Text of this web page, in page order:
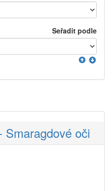
Seřadit podle
Smaragdové oči